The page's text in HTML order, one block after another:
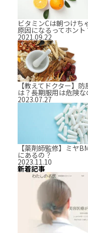
ビタミンCは朝つけち
原因になるってホント
2021.09.22
【教えてドクター】
は？長期服用は危険な
2023.07.27
【薬剤師監修】ミヤ
にあるの？
2023.11.10
新着記事